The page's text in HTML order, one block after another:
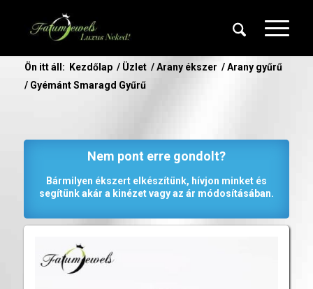
Ön itt áll: Kezdőlap / Üzlet / Arany ékszer / Arany gyűrű
/ Gyémánt Smaragd Gyűrű
Nem pont erre gondolt?
Bármilyen ékszert elkészítünk, hívjon minket és
segítünk akár a kinézet vagy az ár módosításában.